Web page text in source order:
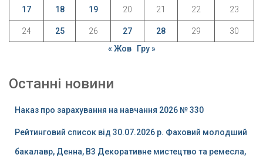
17 18 19 20 21 22 23
24 25 26 27 28 29
30
« Жов
Гру »
Останні новини
Наказ про зарахування на навчання 2026 № 330
Рейтинговий список від 30.07.2026 р. Фаховий молодший
бакалавр, Денна, B3 Декоративне мистецтво та ремесла,